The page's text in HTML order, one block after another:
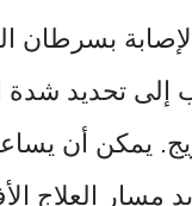
بسرطان
إلى تحديد
يمكن أن
مسار العلاج